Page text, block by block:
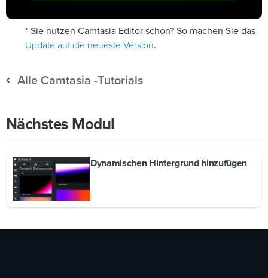
* Sie nutzen Camtasia Editor schon? So machen Sie das
Update auf die neueste Version.
Alle Camtasia -Tutorials
Nächstes Modul
Dynamischen Hintergrund hinzufügen